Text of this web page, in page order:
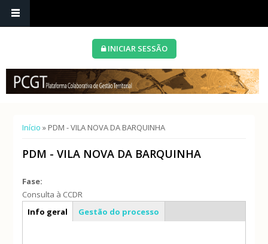
INICIAR SESSÃO
Está aqui
Início » PDM - VILA NOVA DA BARQUINHA
PDM - VILA NOVA DA BARQUINHA
Fase:
Consulta à CCDR
Caracterização geral
Info geral Gestão do processo